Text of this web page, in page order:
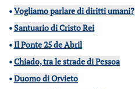
•Vogliamo parlare di diritti umani?
•Santuario di Cristo Rei
•Il Ponte 25 de Abril
•Chiado, tra le strade di Pessoa
•Duomo di Orvieto